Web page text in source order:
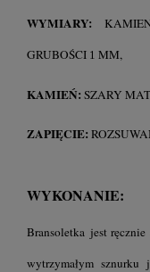
WYMIARY:
GRUBOŚCI 1 MM,
KAMIEŃ: SZARY
ZAPIĘCIE:
WYKONANIE:
Bransoletka jest
wytrzymałym